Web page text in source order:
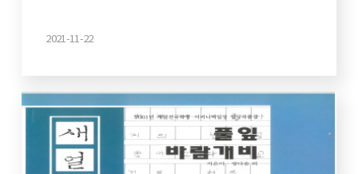
2021-11-22